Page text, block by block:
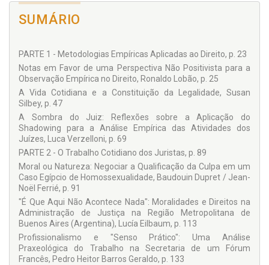
Anna Zimdars
Baudouin Dupret
Fabiana Luci de Oliveira
Fernanda Andrade Almeida
Fernando de Castro Fontainha
François Buton
Jean-Noël Ferrié
Liora Israël
Luca Verzelloni
Lucía Eilbaum
Luciana de Oliveira Ramos
Luciana Gross Cunha
Pedro Heitor Barros Geraldo
Ricardo Nery Falbo
Ronaldo Lobão
SUMÁRIO
PARTE 1 - Metodologias Empíricas Aplicadas ao Direito, p. 23
Notas em Favor de uma Perspectiva Não Positivista para a
Observação Empírica no Direito, Ronaldo Lobão, p. 25
A Vida Cotidiana e a Constituição da Legalidade, Susan
Silbey, p. 47
A Sombra do Juiz: Reflexões sobre a Aplicação do
Shadowing para a Análise Empírica das Atividades dos
Juízes, Luca Verzelloni, p. 69
PARTE 2 - O Trabalho Cotidiano dos Juristas, p. 89
Moral ou Natureza: Negociar a Qualificação da Culpa em um
Caso Egípcio de Homossexualidade, Baudouin Dupret / Jean-
Noël Ferrié, p. 91
"É Que Aqui Não Acontece Nada": Moralidades e Direitos na
Administração de Justiça na Região Metropolitana de
Buenos Aires (Argentina), Lucía Eilbaum, p. 113
Profissionalismo e "Senso Prático": Uma Análise
Praxeológica do Trabalho na Secretaria de um Fórum
Francês, Pedro Heitor Barros Geraldo, p. 133